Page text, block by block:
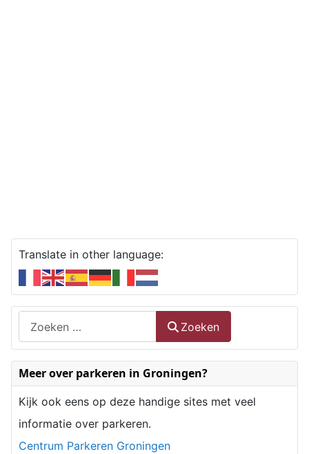
Translate in other language:
Zoeken
Type 2 or more characters for results.
Zoeken
Meer over parkeren in Groningen?
Kijk ook eens op deze handige sites met veel
informatie over parkeren.
Centrum Parkeren Groningen